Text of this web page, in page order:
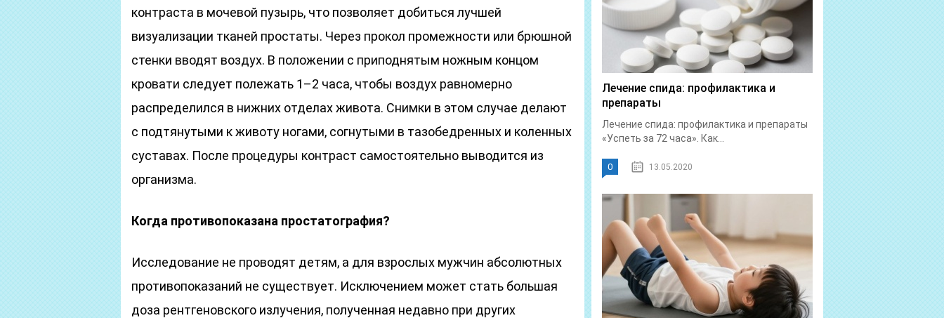
контраста в мочевой пузырь, что позволяет добиться лучшей
визуализации тканей простаты. Через прокол промежности или брюшной
стенки вводят воздух. В положении с приподнятым ножным концом
кровати следует полежать 1–2 часа, чтобы воздух равномерно
распределился в нижних отделах живота. Снимки в этом случае делают
с подтянутыми к животу ногами, согнутыми в тазобедренных и коленных
суставах. После процедуры контраст самостоятельно выводится из
организма.
Когда противопоказана простатография?
Исследование не проводят детям, а для взрослых мужчин абсолютных
противопоказаний не существует. Исключением может стать большая
доза рентгеновского излучения, полученная недавно при других
Лечение спида: профилактика и
препараты
Лечение спида: профилактика и препараты
«Успеть за 72 часа». Как...
0 13.05.2020